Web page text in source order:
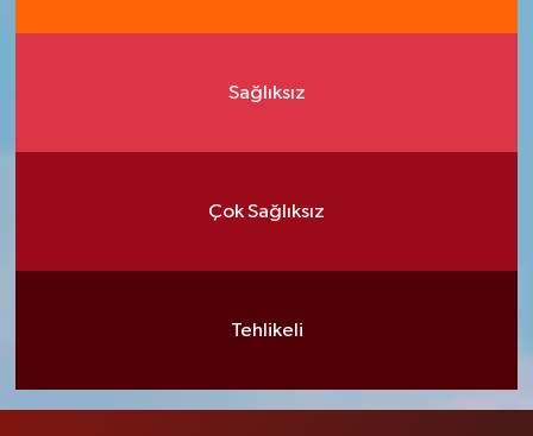
Sağlıksız
Çok Sağlıksız
Tehlikeli